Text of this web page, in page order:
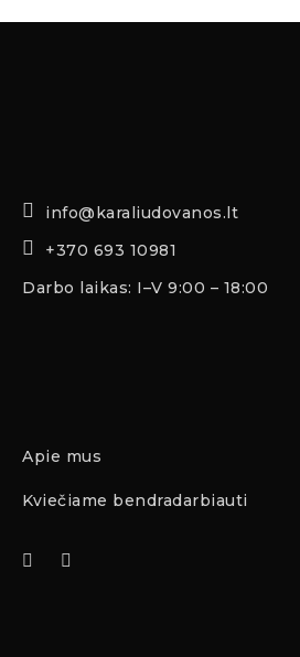
info@karaliudovanos.lt
+370 693 10981
Darbo laikas: I–V 9:00 – 18:00
Apie mus
Kviečiame bendradarbiauti